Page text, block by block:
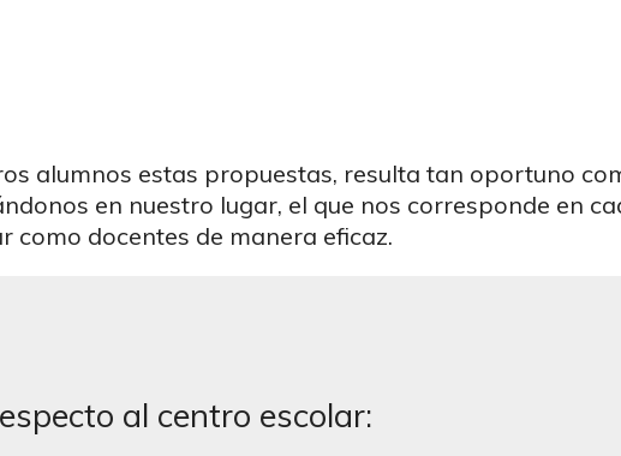
alumnos estas propuestas, resulta tan oportuno
en nuestro lugar, el que nos corresponde en
como docentes de manera eficaz.
al centro escolar: